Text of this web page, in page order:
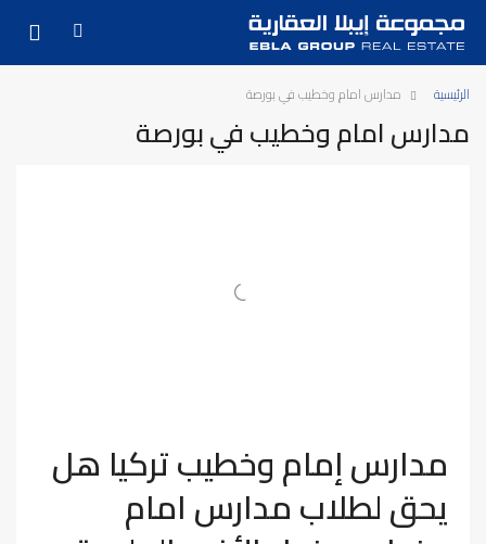
الرئيسية مدارس امام وخطيب في بورصة
مدارس امام وخطيب في بورصة
مدارس إمام وخطيب تركيا هل
يحق لطلاب مدارس امام